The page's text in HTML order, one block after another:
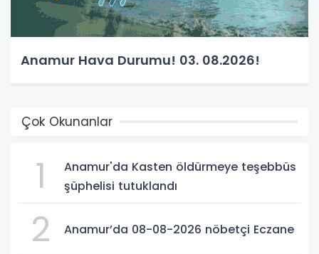
Anamur Hava Durumu! 03. 08.2026!
Çok Okunanlar
1
Anamur'da Kasten öldürmeye teşebbüs
şüphelisi tutuklandı
2 Anamur’da 08-08-2026 nöbetçi Eczane